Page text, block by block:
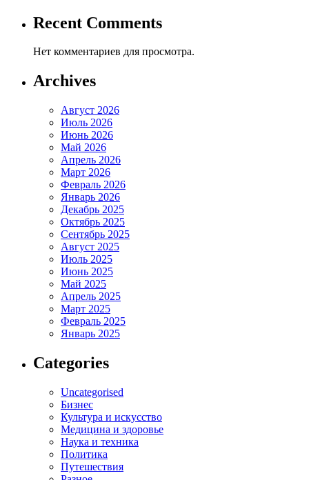
Recent Comments
Нет комментариев для просмотра.
Archives
Август 2026
Июль 2026
Июнь 2026
Май 2026
Апрель 2026
Март 2026
Февраль 2026
Январь 2026
Декабрь 2025
Октябрь 2025
Сентябрь 2025
Август 2025
Июль 2025
Июнь 2025
Май 2025
Апрель 2025
Март 2025
Февраль 2025
Январь 2025
Categories
Uncategorised
Бизнес
Культура и искусство
Медицина и здоровье
Наука и техника
Политика
Путешествия